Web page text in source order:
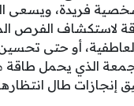
فريدة، ويسعى
لاستكشاف الفرص
أو حتى
الذي يحمل طاقة
إنجازات طال